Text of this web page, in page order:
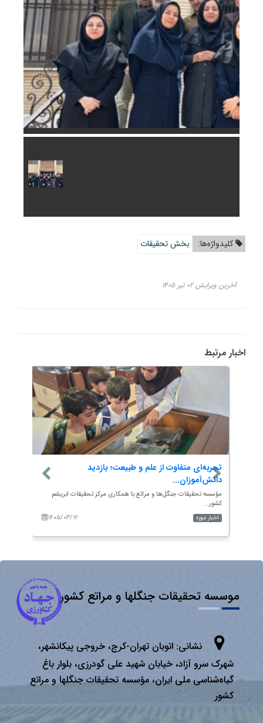
کلیدواژه‌ها: بخش تحقیقات
آخرین ویرایش ۰۲ تیر ۱۴۰۵
اخبار مرتبط
تجربه‌ای متفاوت از علم و طبیعت؛ بازدید
دانش‌آموزان...
مؤسسه تحقیقات جنگل‌ها و مراتع با همکاری مرکز تحقیقات ابریشم
کشور...
۱۴۰۵/۰۳/۱۲
اخبار موزه
موسسه تحقیقات جنگلها و مراتع کشور
نشانی: اتوبان تهران­-كرج، خروجی پیكانشهر،
شهرک سرو آزاد، خیابان شهید علی گودرزی، بلوار باغ
گیاه‌شناسی ملی ایران، مؤسسه تحقیقات جنگلها و مراتع
كشور